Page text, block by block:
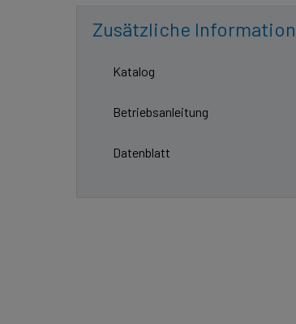
Zusätzliche
Katalog
Betriebsanleitung
Datenblatt